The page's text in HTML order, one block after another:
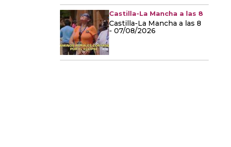
Castilla-La Mancha a las 8
Castilla-La Mancha a las 8
- 07/08/2026